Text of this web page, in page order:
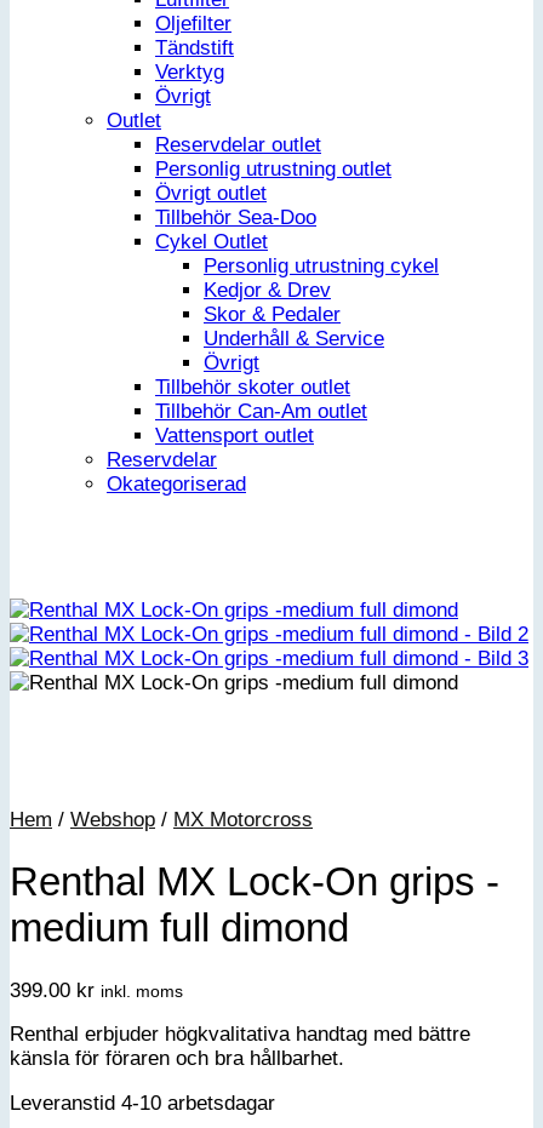
Oljefilter
Tändstift
Verktyg
Övrigt
Outlet
Reservdelar outlet
Personlig utrustning outlet
Övrigt outlet
Tillbehör Sea-Doo
Cykel Outlet
Personlig utrustning cykel
Kedjor & Drev
Skor & Pedaler
Underhåll & Service
Övrigt
Tillbehör skoter outlet
Tillbehör Can-Am outlet
Vattensport outlet
Reservdelar
Okategoriserad
Hem / Webshop / MX Motorcross
Renthal MX Lock-On grips -
medium full dimond
399.00 kr inkl. moms
Renthal erbjuder högkvalitativa handtag med bättre
känsla för föraren och bra hållbarhet.
Leveranstid 4-10 arbetsdagar